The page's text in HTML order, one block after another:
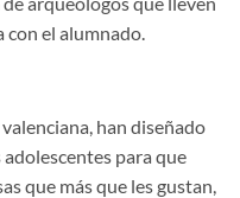
con el alumnado.
han diseñado
para que
que más que les gustan,